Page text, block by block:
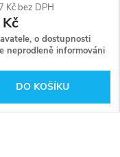
Kč bez DPH
o dostupnosti
neprodleně informováni
DO KOŠÍKU